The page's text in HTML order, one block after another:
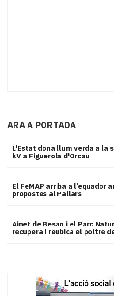
ARA A PORTADA
L'Estat dona llum verda a la
kV a Figuerola d'Orcau
El FeMAP arriba a l’equador
propostes al Pallars
Ainet de Besan i el Parc
recupera i reubica el poltre